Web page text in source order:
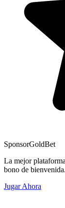
SponsorGoldBet
La mejor
bono de bienvenida.
Jugar Ahora